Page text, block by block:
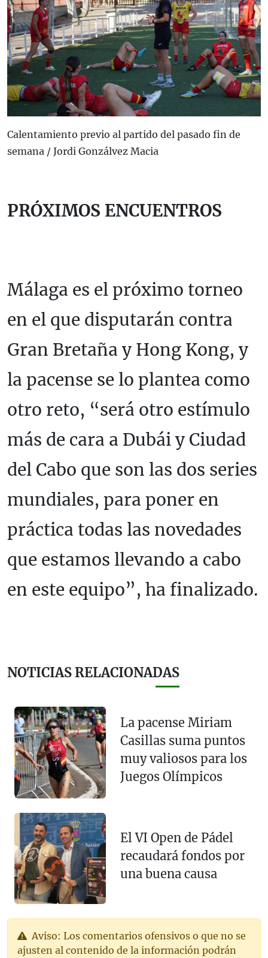
Calentamiento previo al partido del pasado fin de
semana / Jordi Gonzálvez Macia
PRÓXIMOS ENCUENTROS
Málaga es el próximo torneo
en el que disputarán contra
Gran Bretaña y Hong Kong, y
la pacense se lo plantea como
otro reto, “será otro estímulo
más de cara a Dubái y Ciudad
del Cabo que son las dos series
mundiales, para poner en
práctica todas las novedades
que estamos llevando a cabo
en este equipo”, ha finalizado.
NOTICIAS RELACIONADAS
La pacense Miriam
Casillas suma puntos
muy valiosos para los
Juegos Olímpicos
El VI Open de Pádel
recaudará fondos por
una buena causa
Aviso: Los comentarios ofensivos o que no se
ajusten al contenido de la información podrán